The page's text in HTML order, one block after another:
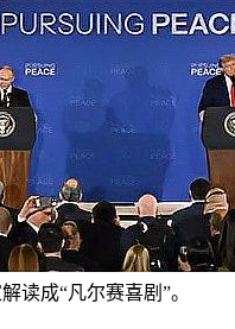
读成“凡尔赛喜剧”。